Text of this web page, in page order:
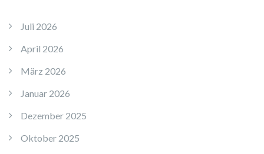
Juli 2026
April 2026
März 2026
Januar 2026
Dezember 2025
Oktober 2025